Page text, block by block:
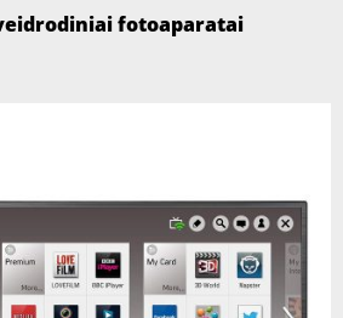
fotoaparatai